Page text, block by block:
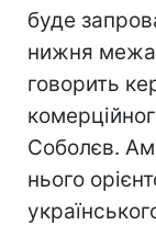
буде
нижня
говорить
Соболєв.
нього